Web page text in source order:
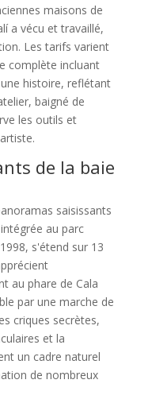
maisons de
a vécu et travaillé,
Les tarifs varient
complète incluant
histoire, reflétant
baigné de
les outils et
de la baie
saisissants
au parc
s'étend sur 13
au phare de Cala
par une marche de
criques secrètes,
et la
un cadre naturel
de nombreux